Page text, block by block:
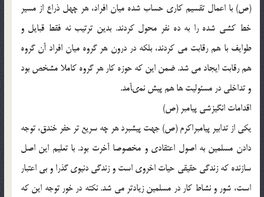
(ص) با اعمال تقسیم کارى حساب شده میان افراد، هر چهل ذراع از مسیر
خط کشى شده را به ده نفر محول کردند. بدین ترتیب نه فقط قبایل و
طوایف با هم رقابت مى کردند، بلکه در درون هر گروه میان افراد آن گروه
هم رقابت ایجاد مى شد. ضمن این که حوزه کار هر گروه کاملا مشخص بود
و تداخلى در مسئولیت ها هم پیش نمىآمد.
اقدامات انگیزشى پیامبر (ص)
یکى از تدابیر پیامبراکرم (ص) جهت پیشبرد هر چه سریع تر حفر خندق، توجه
دادن مسلمین به اصول اعتقادى و مخصوصا آخرت بود. با تعلیم این اصل
سازنده که زندگى حقیقى حیات اخروى است و زندگى دنیوى گذرا و بى اعتبار
است، شور و نشاط کار در مسلمین زیادتر مى شد. نکته در خور توجه این که